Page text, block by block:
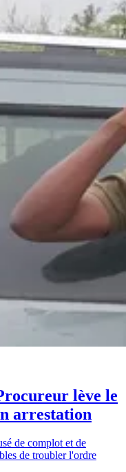
lève le
arrestation
de complot et de
de troubler l'ordre